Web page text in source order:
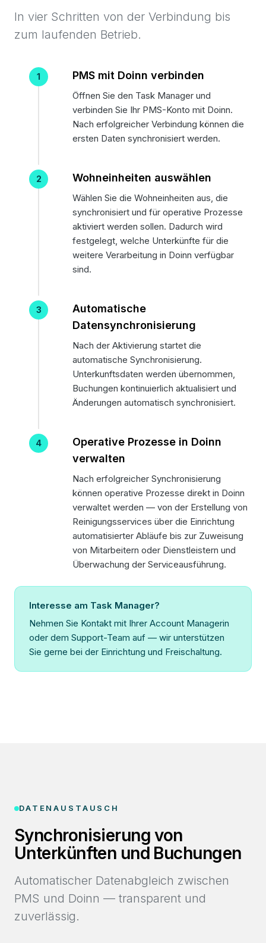
In vier Schritten von der Verbindung bis
zum laufenden Betrieb.
PMS mit Doinn verbinden
Öffnen Sie den Task Manager und
verbinden Sie Ihr PMS-Konto mit Doinn.
Nach erfolgreicher Verbindung können die
ersten Daten synchronisiert werden.
Wohneinheiten auswählen
Wählen Sie die Wohneinheiten aus, die
synchronisiert und für operative Prozesse
aktiviert werden sollen. Dadurch wird
festgelegt, welche Unterkünfte für die
weitere Verarbeitung in Doinn verfügbar
sind.
Automatische
Datensynchronisierung
Nach der Aktivierung startet die
automatische Synchronisierung.
Unterkunftsdaten werden übernommen,
Buchungen kontinuierlich aktualisiert und
Änderungen automatisch synchronisiert.
Operative Prozesse in Doinn
verwalten
Nach erfolgreicher Synchronisierung
können operative Prozesse direkt in Doinn
verwaltet werden — von der Erstellung von
Reinigungsservices über die Einrichtung
automatisierter Abläufe bis zur Zuweisung
von Mitarbeitern oder Dienstleistern und
Überwachung der Serviceausführung.
Interesse am Task Manager?
Nehmen Sie Kontakt mit Ihrer Account Managerin
oder dem Support-Team auf — wir unterstützen
Sie gerne bei der Einrichtung und Freischaltung.
DATENAUSTAUSCH
Synchronisierung von
Unterkünften und Buchungen
Automatischer Datenabgleich zwischen
PMS und Doinn — transparent und
zuverlässig.